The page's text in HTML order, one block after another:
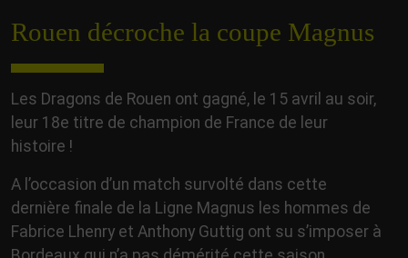
Rouen décroche la coupe Magnus
Les Dragons de Rouen ont gagné, le 15 avril au soir,
leur 18e titre de champion de France de leur
histoire !
A l’occasion d’un match survolté dans cette
dernière finale de la Ligne Magnus les hommes de
Fabrice Lhenry et Anthony Guttig ont su s’imposer à